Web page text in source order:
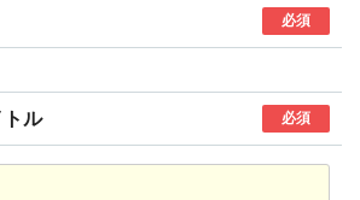
必須
トル 必須